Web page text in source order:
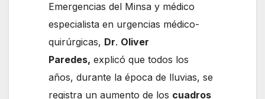
Emergencias del Minsa y médico
especialista en urgencias médico-
quirúrgicas, Dr. Oliver
Paredes, explicó que todos los
años, durante la época de lluvias, se
registra un aumento de los cuadros